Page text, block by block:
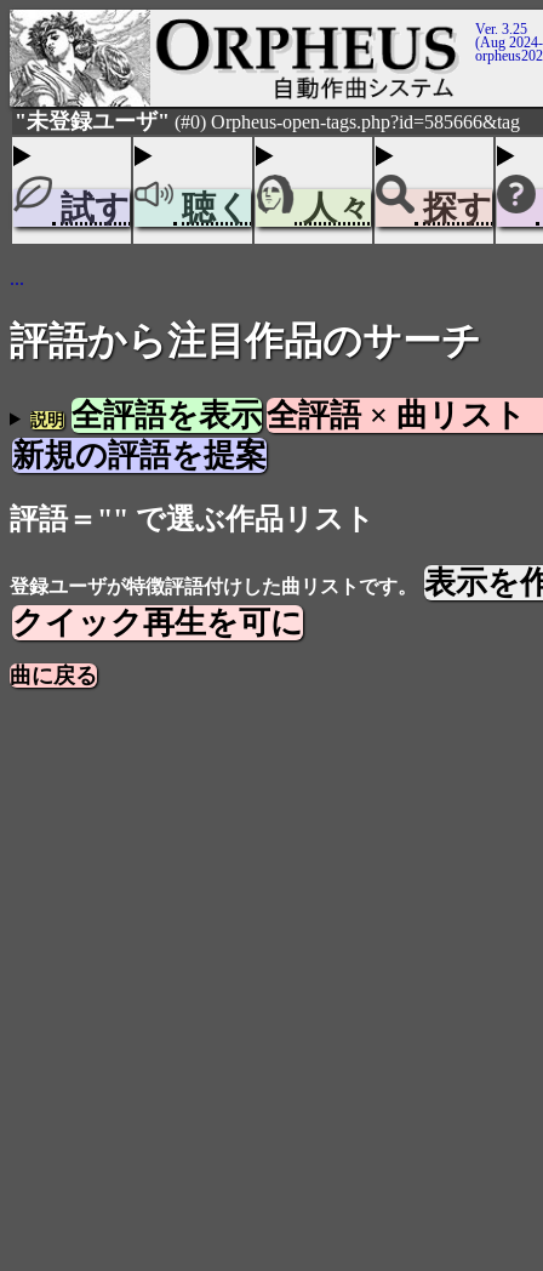
Ver. 3.25
(Aug
"未登録ユーザ" (#0) Orpheus-open-tags.php?id=585666&tag
試す 聴く 人々 探す
...
評語から注目作品のサーチ
説明 全評語を表示全評語 × 曲リスト
新規の評語を提案
評語＝"" で選ぶ作品リスト
登録ユーザが特徴評語付けした曲リストです。
表示を
クイック再生を可に
曲に戻る